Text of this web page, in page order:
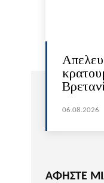
06.08.2026
ΑΦΗΣΤΕ